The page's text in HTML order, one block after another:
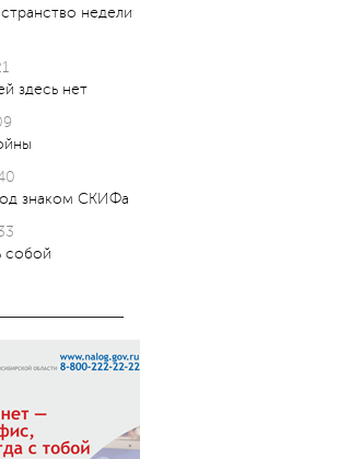
недели
здесь нет
знаком СКИФа
собой